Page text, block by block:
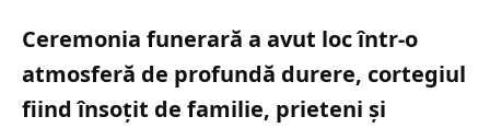
Ceremonia funerară a avut loc într-o
atmosferă de profundă durere, cortegiul
fiind însoțit de familie, prieteni și